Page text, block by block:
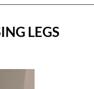
LEGS